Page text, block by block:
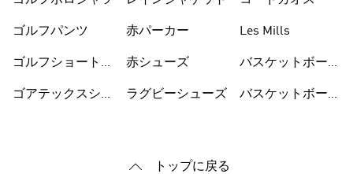
ゴルフパンツ
ゴルフショートパ
ゴアテックスシュ
赤パーカー
赤シューズ
ラグビーシューズ
Les Mills
バスケットボール
バスケットボール
トップに戻る